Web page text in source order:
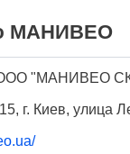
МАНИВЕО
"МАНИВЕО
г. Киев, улица